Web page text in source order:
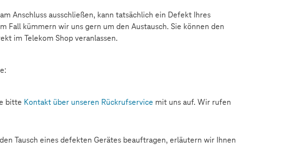
Anschluss ausschließen, kann tatsächlich ein Defekt Ihres
Fall kümmern wir uns gern um den Austausch. Sie können den
im Telekom Shop veranlassen.
bitte Kontakt über unseren Rückrufservice mit uns auf. Wir rufen
Tausch eines defekten Gerätes beauftragen, erläutern wir Ihnen